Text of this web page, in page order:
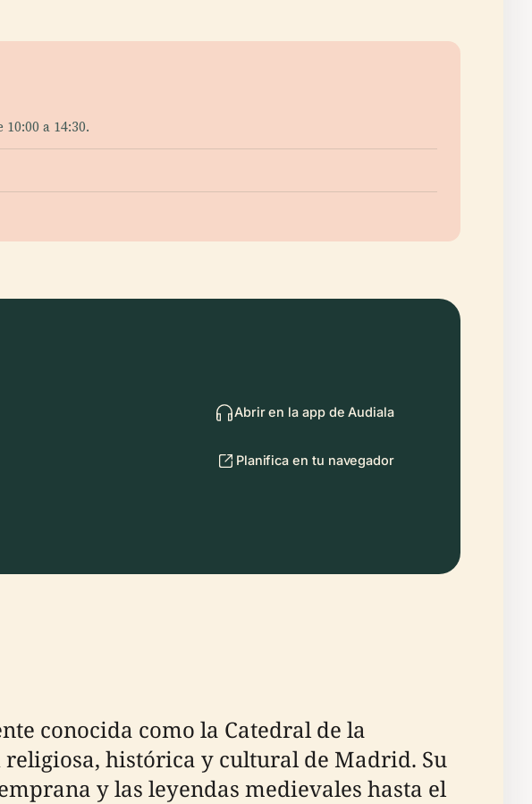
a 14:30.
Abrir en la app de Audiala
Planifica en tu navegador
conocida como la Catedral de la
histórica y cultural de Madrid. Su
y las leyendas medievales hasta el